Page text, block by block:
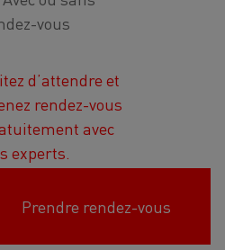
vous
d’attendre et
rendez-vous
avec
experts.
Prendre rendez-vous